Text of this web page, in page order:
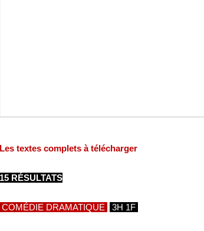
Les textes complets à télécharger
15 RÉSULTATS
COMÉDIE DRAMATIQUE 3H 1F